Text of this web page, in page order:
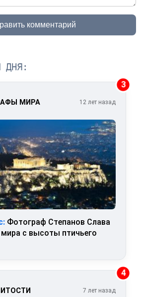
комментарий
ДНЯ:
3
МИРА 12 лет назад
Фотограф Степанов Слава
с высоты птичьего
4
7 лет назад